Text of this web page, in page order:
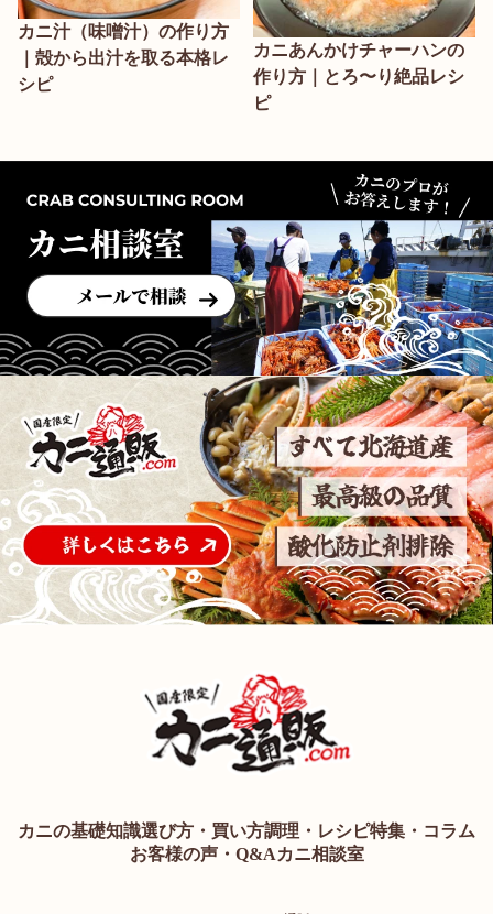
カニ汁（味噌汁）の作り方
｜殻から出汁を取る本格レ
シピ
カニあんかけチャーハンの
作り方｜とろ〜り絶品レシ
ピ
カニの基礎知識選び方・買い方調理・レシピ特集・コラム
お客様の声・Q&Aカニ相談室